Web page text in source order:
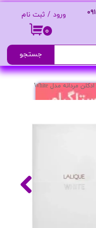
۰
ورود / ثبت نام ٠٩١
جستجو
ادکلن مردانه مدل White